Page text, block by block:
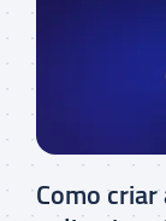
Como